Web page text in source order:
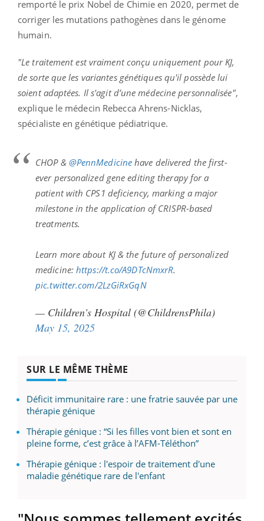
remporté le prix Nobel de Chimie en 2020, permet de
corriger les mutations pathogènes dans le génome
humain.
"Le traitement est vraiment conçu uniquement pour KJ,
de sorte que les variantes génétiques qu'il possède lui
soient adaptées. Il s'agit d’une médecine personnalisée",
explique le médecin Rebecca Ahrens-Nicklas,
spécialiste en génétique pédiatrique.
CHOP & @PennMedicine have delivered the first-
ever personalized gene editing therapy for a
patient with CPS1 deficiency, marking a major
milestone in the application of CRISPR-based
treatments.
Learn more about KJ & the future of personalized
medicine: https://t.co/A9DTcNmxrR.
pic.twitter.com/2LzGiRxGqN
— Children's Hospital (@ChildrensPhila)
May 15, 2025
SUR LE MÊME THÈME
Déficit immunitaire rare : une fratrie sauvée par une
thérapie génique
Thérapie génique : “Si les filles vont bien et sont en
pleine forme, c’est grâce à l’AFM-Téléthon”
Thérapie génique : l'espoir de traitement d'une
maladie génétique rare de l'enfant